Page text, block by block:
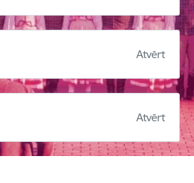
Atvērt
Atvērt